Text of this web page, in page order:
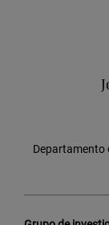
Departamento